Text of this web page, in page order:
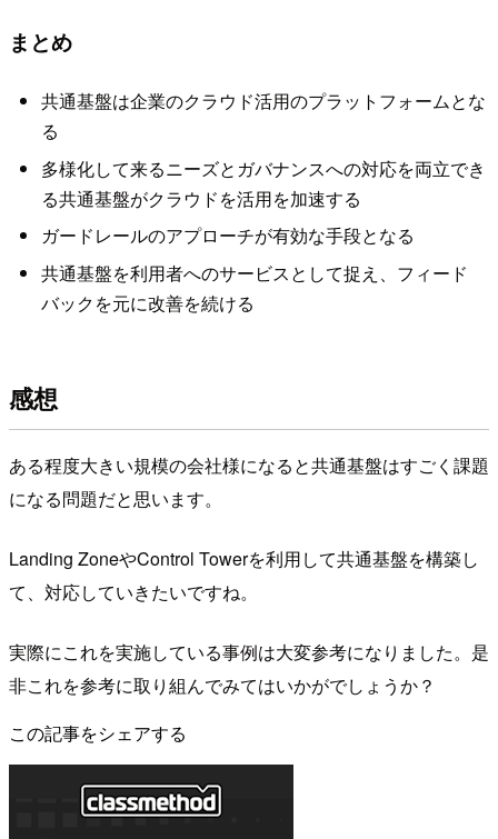
まとめ
共通基盤は企業のクラウド活用のプラットフォームとな
る
多様化して来るニーズとガバナンスへの対応を両立でき
る共通基盤がクラウドを活用を加速する
ガードレールのアプローチが有効な手段となる
共通基盤を利用者へのサービスとして捉え、フィード
バックを元に改善を続ける
感想
ある程度大きい規模の会社様になると共通基盤はすごく課題
になる問題だと思います。
Landing ZoneやControl Towerを利用して共通基盤を構築し
て、対応していきたいですね。
実際にこれを実施している事例は大変参考になりました。是
非これを参考に取り組んでみてはいかがでしょうか？
この記事をシェアする